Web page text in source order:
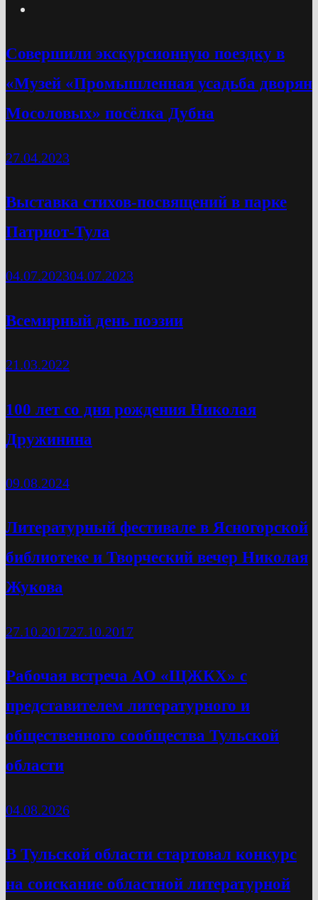
Cовершили экскурсионную поездку в
«Музей «Промышленная усадьба дворян
Мосоловых» посёлка Дубна
27.04.2023
Выставка стихов-посвящений в парке
Патриот-Тула
04.07.202304.07.2023
Всемирный день поэзии
21.03.2022
100 лет со дня рождения Николая
Дружинина
09.08.2024
Литературный фестивале в Ясногорской
библиотеке и Творческий вечер Николая
Жукова
27.10.201727.10.2017
Рабочая встреча АО «ЩЖКХ» с
представителем литературного и
общественного сообщества Тульской
области
04.08.2026
В Тульской области стартовал конкурс
на соискание областной литературной